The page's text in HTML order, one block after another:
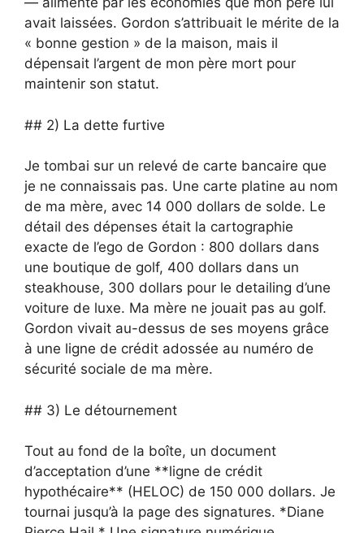
avait laissées. Gordon s’attribuait le mérite de la
« bonne gestion » de la maison, mais il
dépensait l’argent de mon père mort pour
maintenir son statut.
## 2) La dette furtive
Je tombai sur un relevé de carte bancaire que
je ne connaissais pas. Une carte platine au nom
de ma mère, avec 14 000 dollars de solde. Le
détail des dépenses était la cartographie
exacte de l’ego de Gordon : 800 dollars dans
une boutique de golf, 400 dollars dans un
steakhouse, 300 dollars pour le detailing d’une
voiture de luxe. Ma mère ne jouait pas au golf.
Gordon vivait au-dessus de ses moyens grâce
à une ligne de crédit adossée au numéro de
sécurité sociale de ma mère.
## 3) Le détournement
Tout au fond de la boîte, un document
d’acceptation d’une **ligne de crédit
hypothécaire** (HELOC) de 150 000 dollars. Je
tournai jusqu’à la page des signatures. *Diane